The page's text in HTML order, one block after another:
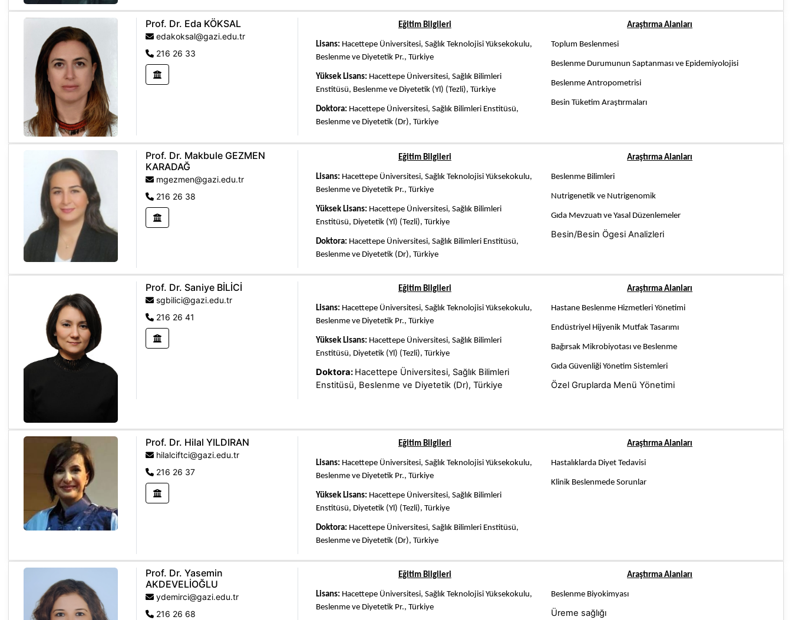
Prof. Dr. Eda KÖKSAL
edakoksal@gazi.edu.tr
216 26 33
Eğitim Bilgileri
Lisans: Hacettepe Üniversitesi, Sağlık Teknolojisi Yüksekokulu,
Beslenme ve Diyetetik Pr., Türkiye
Yüksek Lisans: Hacettepe Üniversitesi, Sağlık Bilimleri
Enstitüsü, Beslenme ve Diyetetik (Yl) (Tezli), Türkiye
Doktora: Hacettepe Üniversitesi, Sağlık Bilimleri Enstitüsü,
Beslenme ve Diyetetik (Dr), Türkiye
Araştırma Alanları
Toplum Beslenmesi
Beslenme Durumunun Saptanması ve Epidemiyolojisi
Beslenme Antropometrisi
Besin Tüketim Araştırmaları
Prof. Dr. Makbule GEZMEN
KARADAĞ
mgezmen@gazi.edu.tr
216 26 38
Eğitim Bilgileri
Lisans: Hacettepe Üniversitesi, Sağlık Teknolojisi Yüksekokulu,
Beslenme ve Diyetetik Pr., Türkiye
Yüksek Lisans: Hacettepe Üniversitesi, Sağlık Bilimleri
Enstitüsü, Diyetetik (Yl) (Tezli), Türkiye
Doktora: Hacettepe Üniversitesi, Sağlık Bilimleri Enstitüsü,
Beslenme ve Diyetetik (Dr), Türkiye
Araştırma Alanları
Beslenme Bilimleri
Nutrigenetik ve Nutrigenomik
Gıda Mevzuatı ve Yasal Düzenlemeler
Besin/Besin Ögesi Analizleri
Prof. Dr. Saniye BİLİCİ
sgbilici@gazi.edu.tr
216 26 41
Eğitim Bilgileri
Lisans: Hacettepe Üniversitesi, Sağlık Teknolojisi Yüksekokulu,
Beslenme ve Diyetetik Pr., Türkiye
Yüksek Lisans: Hacettepe Üniversitesi, Sağlık Bilimleri
Enstitüsü, Diyetetik (Yl) (Tezli), Türkiye
Doktora: Hacettepe Üniversitesi, Sağlık Bilimleri
Enstitüsü, Beslenme ve Diyetetik (Dr), Türkiye
Araştırma Alanları
Hastane Beslenme Hizmetleri Yönetimi
Endüstriyel Hijyenik Mutfak Tasarımı
Bağırsak Mikrobiyotası ve Beslenme
Gıda Güvenliği Yönetim Sistemleri
Özel Gruplarda Menü Yönetimi
Prof. Dr. Hilal YILDIRAN
hilalciftci@gazi.edu.tr
216 26 37
Eğitim Bilgileri
Lisans: Hacettepe Üniversitesi, Sağlık Teknolojisi Yüksekokulu,
Beslenme ve Diyetetik Pr., Türkiye
Yüksek Lisans: Hacettepe Üniversitesi, Sağlık Bilimleri
Enstitüsü, Diyetetik (Yl) (Tezli), Türkiye
Doktora: Hacettepe Üniversitesi, Sağlık Bilimleri Enstitüsü,
Beslenme ve Diyetetik (Dr), Türkiye
Araştırma Alanları
Hastalıklarda Diyet Tedavisi
Klinik Beslenmede Sorunlar
Prof. Dr. Yasemin
AKDEVELİOĞLU
ydemirci@gazi.edu.tr
216 26 68
Eğitim Bilgileri
Lisans: Hacettepe Üniversitesi, Sağlık Teknolojisi Yüksekokulu,
Beslenme ve Diyetetik Pr., Türkiye
Araştırma Alanları
Beslenme Biyokimyası
Üreme sağlığı